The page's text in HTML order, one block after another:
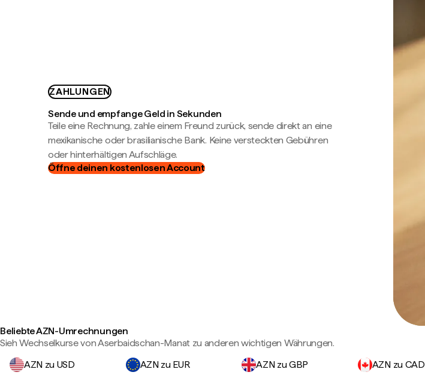
ZAHLUNGEN
Sende und empfange Geld in Sekunden
Teile eine Rechnung, zahle einem Freund zurück, sende direkt an eine
mexikanische oder brasilianische Bank. Keine versteckten Gebühren
oder hinterhältigen Aufschläge.
Öffne deinen kostenlosen Account
Beliebte AZN-Umrechnungen
Sieh Wechselkurse von Aserbaidschan-Manat zu anderen wichtigen Währungen.
AZN zu USD
AZN zu EUR AZN zu GBP AZN zu CAD